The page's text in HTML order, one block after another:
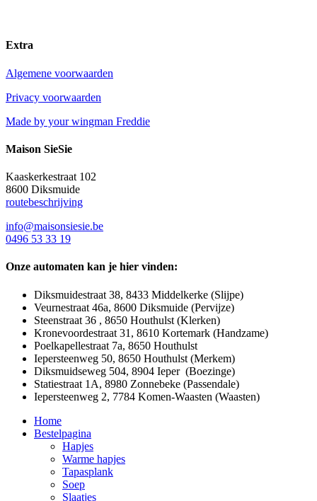
Extra
Algemene voorwaarden
Privacy voorwaarden
Made by your wingman Freddie
Maison SieSie
Kaaskerkestraat 102
8600 Diksmuide
routebeschrijving
info@maisonsiesie.be
0496 53 33 19
Onze automaten kan je hier vinden:
Diksmuidestraat 38, 8433 Middelkerke (Slijpe)
Veurnestraat 46a, 8600 Diksmuide (Pervijze)
Steenstraat 36 , 8650 Houthulst (Klerken)
Kronevoordestraat 31, 8610 Kortemark (Handzame)
Poelkapellestraat 7a, 8650 Houthulst
Iepersteenweg 50, 8650 Houthulst (Merkem)
Diksmuidseweg 504, 8904 Ieper (Boezinge)
Statiestraat 1A, 8980 Zonnebeke (Passendale)
Iepersteenweg 2, 7784 Komen-Waasten (Waasten)
Close
Menu
Home
Bestelpagina
Hapjes
Warme hapjes
Tapasplank
Soep
Slaatjes